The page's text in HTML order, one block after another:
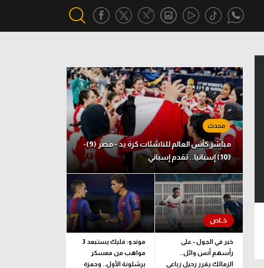
أقسام خاصة
Gamers
ميركاتو
تحقيق في الجول
تقرير في الجول
تحليل في الجول
حكايات في الجول
كويز في الجول
فيديو في الجول
مباشر كأس العالم للناشئات كرة يد - مصر (9)-
(10) إسبانيا.. تقدم إسباني
خبر في الجول - على
رأسهم أنس وائل..
الزمالك يقرر رحيل رباعي
موندو: فليك يستبعد 3
مواهب من معسكر
برشلونة الأول.. وحمزة